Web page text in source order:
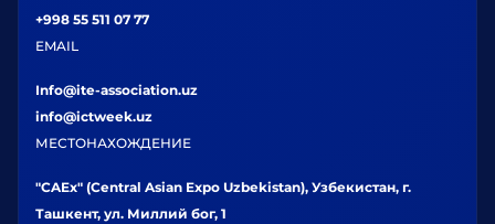
+998 55 511 07 77
EMAIL
Info@ite-association.uz
info@ictweek.uz
МЕСТОНАХОЖДЕНИЕ
"CAEx" (Central Asian Expo Uzbekistan), Узбекистан, г.
Ташкент, ул. Миллий бог, 1